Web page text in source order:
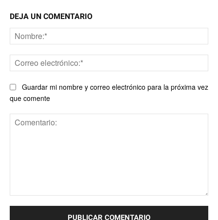
DEJA UN COMENTARIO
Guardar mi nombre y correo electrónico para la próxima vez
que comente